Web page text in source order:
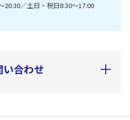
／土日・祝日8:30〜17:00
合わせ